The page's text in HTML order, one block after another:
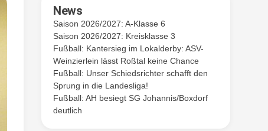
News
Saison 2026/2027: A-Klasse 6
Saison 2026/2027: Kreisklasse 3
Fußball: Kantersieg im Lokalderby: ASV-
Weinzierlein lässt Roßtal keine Chance
Fußball: Unser Schiedsrichter schafft den
Sprung in die Landesliga!
Fußball: AH besiegt SG Johannis/Boxdorf
deutlich